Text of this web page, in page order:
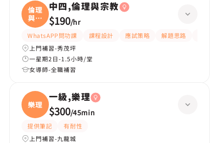
倫理
與宗
教
中四,倫理與宗教
$190/hr
WhatsAPP問功課 課程設計 應試策略 解題思路
上門補習-秀茂坪
一星期2日-1.5小時/堂
女導師-全職補習
樂理
一級,樂理
$300/45min
提供筆記
有耐性
上門補習-九龍城